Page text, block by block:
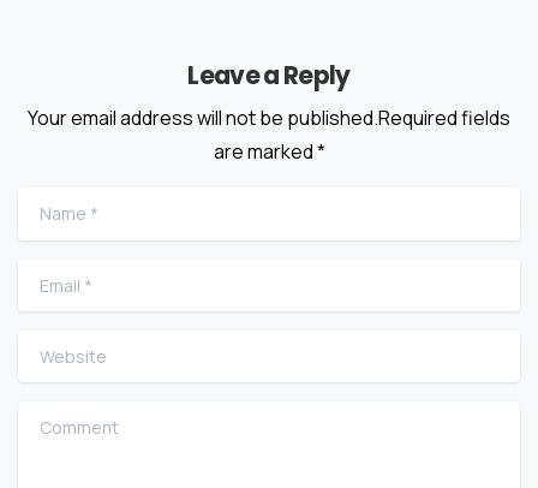
Leave a Reply
Your email address will not be published.Required fields
are marked *
Name
Email
Website
Comment